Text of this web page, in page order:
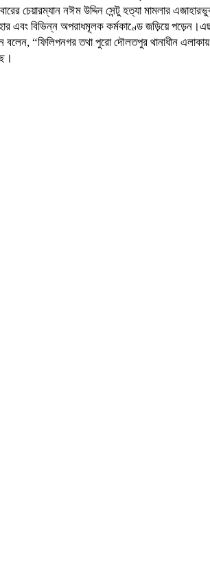
চেয়ারম্যান নঈম উদ্দিন সেন্টু হত্যা মামলার
এবং বিভিন্ন অপরাধমূলক কর্মকাণ্ডে জড়িয়ে
বলেন, “ফিলিপনগর তথা পুরো দৌলতপুর থানাধীন